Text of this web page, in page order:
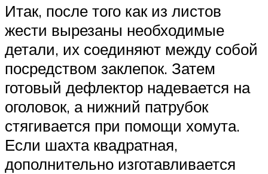
Итак, после того как из листов
жести вырезаны необходимые
детали, их соединяют между собой
посредством заклепок. Затем
готовый дефлектор надевается на
оголовок, а нижний патрубок
стягивается при помощи хомута.
Если шахта квадратная,
дополнительно изготавливается